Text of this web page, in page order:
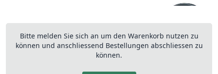
Bitte melden Sie sich an um den Warenkorb nutzen zu
können und anschliessend Bestellungen abschliessen zu
können.